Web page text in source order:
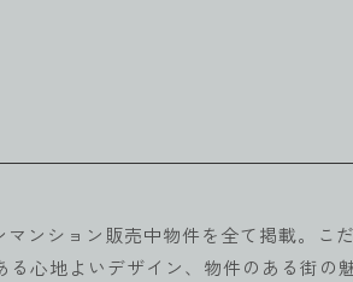
ンション販売中物件を全て掲載。こ
心地よいデザイン、物件のある街の